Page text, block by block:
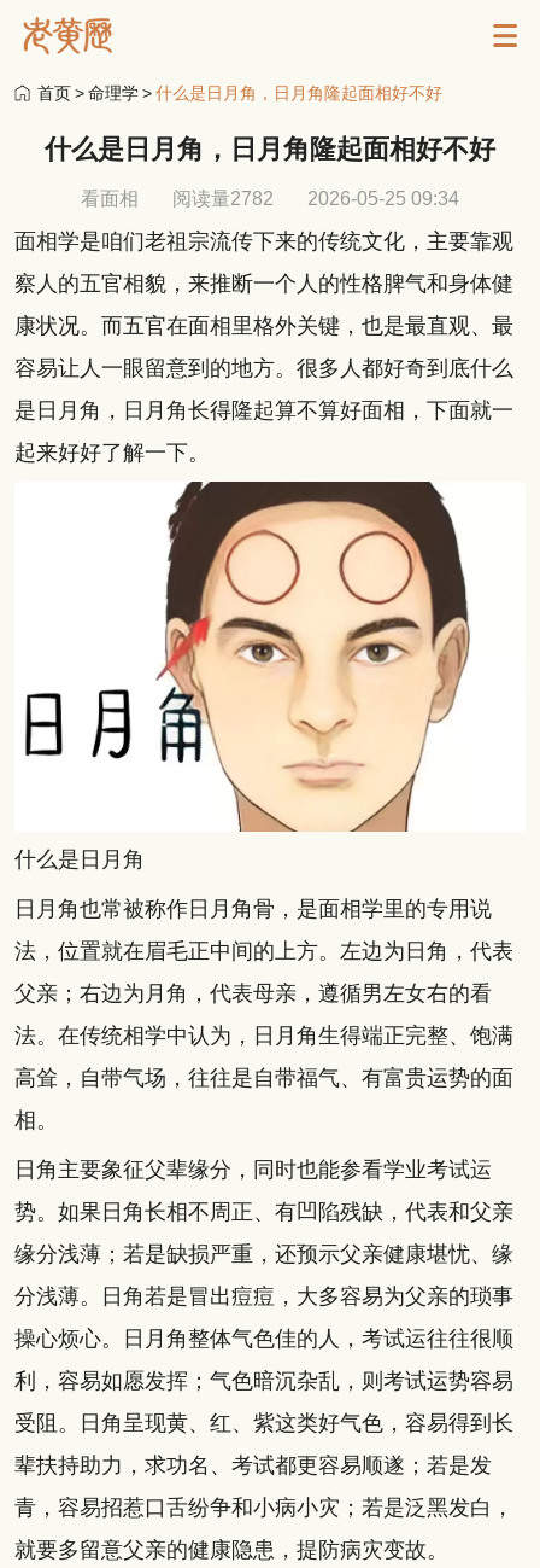
首页>命理学>什么是日月角，日月角隆起面相好不好
什么是日月角，日月角隆起面相好不好
看面相 阅读量2782 2026-05-25 09:34
面相学是咱们老祖宗流传下来的传统文化，主要靠观
察人的五官相貌，来推断一个人的性格脾气和身体健
康状况。而五官在面相里格外关键，也是最直观、最
容易让人一眼留意到的地方。很多人都好奇到底什么
是日月角，日月角长得隆起算不算好面相，下面就一
起来好好了解一下。
什么是日月角
日月角也常被称作日月角骨，是面相学里的专用说
法，位置就在眉毛正中间的上方。左边为日角，代表
父亲；右边为月角，代表母亲，遵循男左女右的看
法。在传统相学中认为，日月角生得端正完整、饱满
高耸，自带气场，往往是自带福气、有富贵运势的面
相。
日角主要象征父辈缘分，同时也能参看学业考试运
势。如果日角长相不周正、有凹陷残缺，代表和父亲
缘分浅薄；若是缺损严重，还预示父亲健康堪忧、缘
分浅薄。日角若是冒出痘痘，大多容易为父亲的琐事
操心烦心。日月角整体气色佳的人，考试运往往很顺
利，容易如愿发挥；气色暗沉杂乱，则考试运势容易
受阻。日角呈现黄、红、紫这类好气色，容易得到长
辈扶持助力，求功名、考试都更容易顺遂；若是发
青，容易招惹口舌纷争和小病小灾；若是泛黑发白，
就要多留意父亲的健康隐患，提防病灾变故。